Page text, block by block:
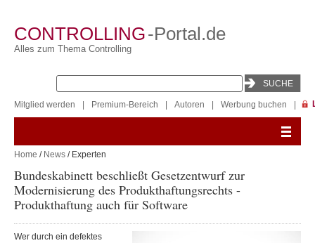
CONTROLLING-Portal.de
Alles zum Thema Controlling
Mitglied werden Premium-Bereich Autoren Werbung buchen
Home / News / Experten
Bundeskabinett beschließt Gesetzentwurf zur
Modernisierung des Produkthaftungsrechts -
Produkthaftung auch für Software
Wer durch ein defektes